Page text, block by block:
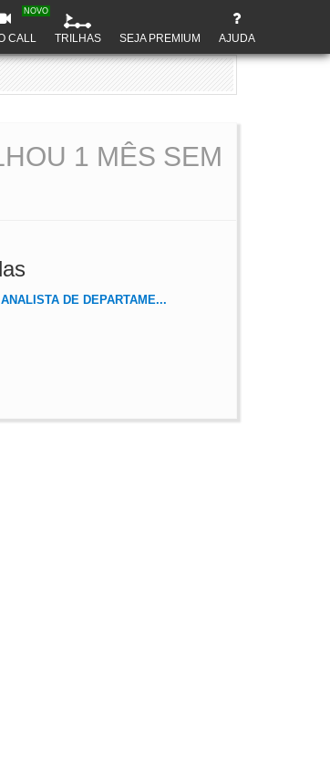
CALL
NOVO
TRILHAS SEJA PREMIUM AJUDA
1 MÊS SEM
DE DEPARTAME...